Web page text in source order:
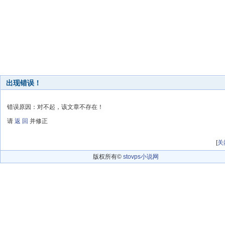
出现错误！
错误原因：对不起，该文章不存在！
请 返 回 并修正
[关
版权所有© stovps小说网